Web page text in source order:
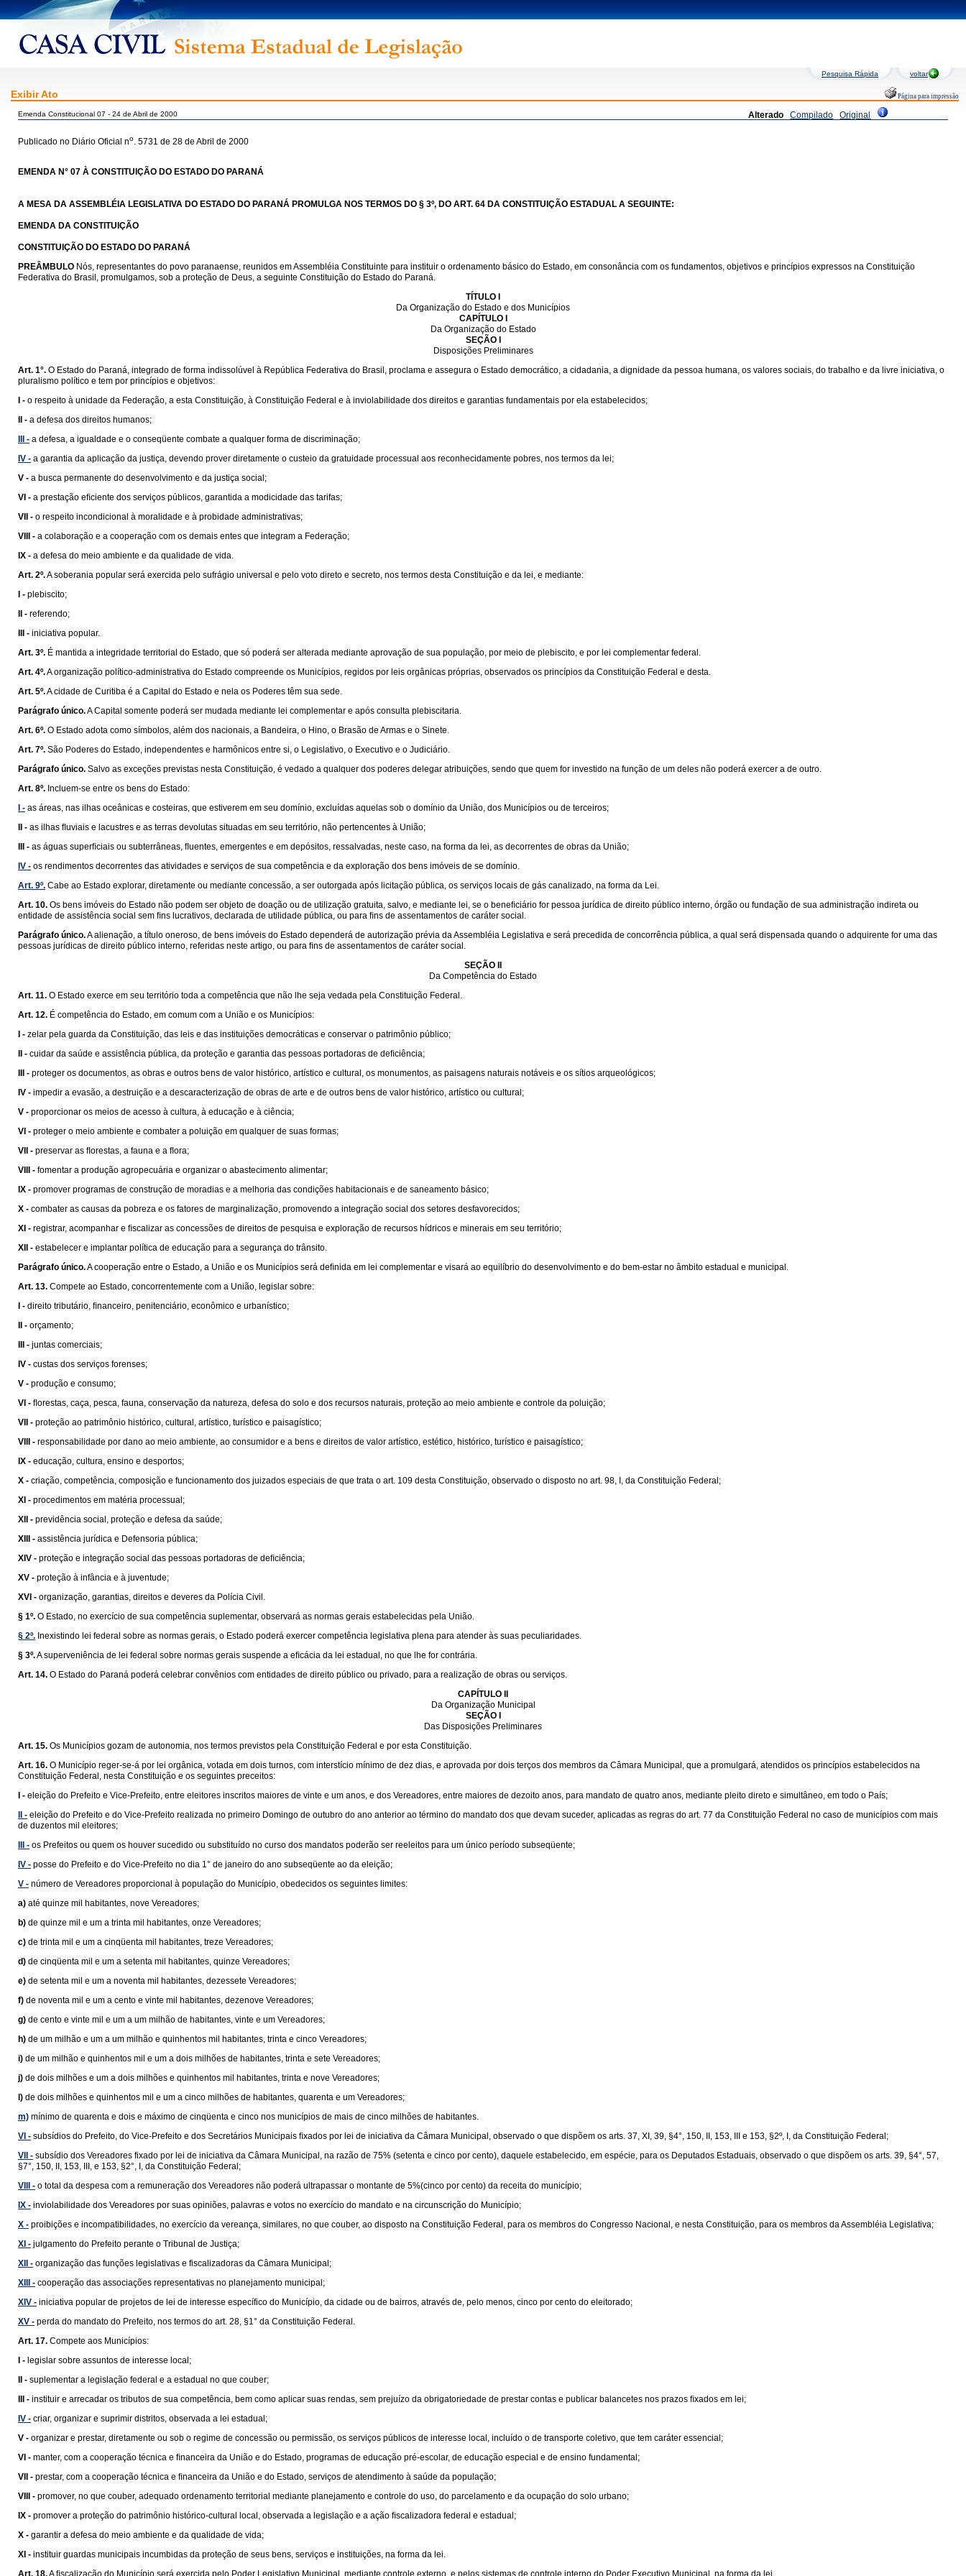
Pesquisa Rápida voltar
Exibir Ato Página para impressão
Alterado Compilado Original
Emenda Constitucional 07 - 24 de Abril de 2000
Publicado no Diário Oficial no. 5731 de 28 de Abril de 2000
EMENDA N° 07 À CONSTITUIÇÃO DO ESTADO DO PARANÁ
A MESA DA ASSEMBLÉIA LEGISLATIVA DO ESTADO DO PARANÁ PROMULGA NOS TERMOS DO § 3º, DO ART. 64 DA CONSTITUIÇÃO ESTADUAL A SEGUINTE:
EMENDA DA CONSTITUIÇÃO
CONSTITUIÇÃO DO ESTADO DO PARANÁ
PREÂMBULO Nós, representantes do povo paranaense, reunidos em Assembléia Constituinte para instituir o ordenamento básico do Estado, em consonância com os fundamentos, objetivos e princípios expressos na Constituição
Federativa do Brasil, promulgamos, sob a proteção de Deus, a seguinte Constituição do Estado do Paraná.
TÍTULO I
Da Organização do Estado e dos Municípios
CAPÍTULO I
Da Organização do Estado
SEÇÃO I
Disposições Preliminares
Art. 1°. O Estado do Paraná, integrado de forma indissolúvel à República Federativa do Brasil, proclama e assegura o Estado democrático, a cidadania, a dignidade da pessoa humana, os valores sociais, do trabalho e da livre iniciativa, o
pluralismo político e tem por princípios e objetivos:
I - o respeito à unidade da Federação, a esta Constituição, à Constituição Federal e à inviolabilidade dos direitos e garantias fundamentais por ela estabelecidos;
II - a defesa dos direitos humanos;
III - a defesa, a igualdade e o conseqüente combate a qualquer forma de discriminação;
IV - a garantia da aplicação da justiça, devendo prover diretamente o custeio da gratuidade processual aos reconhecidamente pobres, nos termos da lei;
V - a busca permanente do desenvolvimento e da justiça social;
VI - a prestação eﬁciente dos serviços públicos, garantida a modicidade das tarifas;
VII - o respeito incondicional à moralidade e à probidade administrativas;
VIII - a colaboração e a cooperação com os demais entes que integram a Federação;
IX - a defesa do meio ambiente e da qualidade de vida.
Art. 2º.A soberania popular será exercida pelo sufrágio universal e pelo voto direto e secreto, nos termos desta Constituição e da lei, e mediante:
I - plebiscito;
II - referendo;
III - iniciativa popular.
Art. 3º. É mantida a integridade territorial do Estado, que só poderá ser alterada mediante aprovação de sua população, por meio de plebiscito, e por lei complementar federal.
Art. 4º.A organização político-administrativa do Estado compreende os Municípios, regidos por leis orgânicas próprias, observados os princípios da Constituição Federal e desta.
Art. 5º.A cidade de Curitiba é a Capital do Estado e nela os Poderes têm sua sede.
Parágrafo único.A Capital somente poderá ser mudada mediante lei complementar e após consulta plebiscitaria.
Art. 6º. O Estado adota como símbolos, além dos nacionais, a Bandeira, o Hino, o Brasão de Armas e o Sinete.
Art. 7º. São Poderes do Estado, independentes e harmônicos entre si, o Legislativo, o Executivo e o Judiciário.
Parágrafo único. Salvo as exceções previstas nesta Constituição, é vedado a qualquer dos poderes delegar atribuições, sendo que quem for investido na função de um deles não poderá exercer a de outro.
Art. 8º. Incluem-se entre os bens do Estado:
I - as áreas, nas ilhas oceânicas e costeiras, que estiverem em seu domínio, excluídas aquelas sob o domínio da União, dos Municípios ou de terceiros;
II - as ilhas ﬂuviais e lacustres e as terras devolutas situadas em seu território, não pertencentes à União;
III - as águas superﬁciais ou subterrâneas, ﬂuentes, emergentes e em depósitos, ressalvadas, neste caso, na forma da lei, as decorrentes de obras da União;
IV - os rendimentos decorrentes das atividades e serviços de sua competência e da exploração dos bens imóveis de se domínio.
Art. 9º. Cabe ao Estado explorar, diretamente ou mediante concessão, a ser outorgada após licitação pública, os serviços locais de gás canalizado, na forma da Lei.
Art. 10. Os bens imóveis do Estado não podem ser objeto de doação ou de utilização gratuita, salvo, e mediante lei, se o beneﬁciário for pessoa jurídica de direito público interno, órgão ou fundação de sua administração indireta ou
entidade de assistência social sem ﬁns lucrativos, declarada de utilidade pública, ou para ﬁns de assentamentos de caráter social.
Parágrafo único.A alienação, a título oneroso, de bens imóveis do Estado dependerá de autorização prévia da Assembléia Legislativa e será precedida de concorrência pública, a qual será dispensada quando o adquirente for uma das
pessoas jurídicas de direito público interno, referidas neste artigo, ou para ﬁns de assentamentos de caráter social.
SEÇÃO II
Da Competência do Estado
Art. 11. O Estado exerce em seu território toda a competência que não lhe seja vedada pela Constituição Federal.
Art. 12. É competência do Estado, em comum com a União e os Municípios:
I - zelar pela guarda da Constituição, das leis e das instituições democráticas e conservar o patrimônio público;
II - cuidar da saúde e assistência pública, da proteção e garantia das pessoas portadoras de deﬁciência;
III - proteger os documentos, as obras e outros bens de valor histórico, artístico e cultural, os monumentos, as paisagens naturais notáveis e os sítios arqueológicos;
IV - impedir a evasão, a destruição e a descaracterização de obras de arte e de outros bens de valor histórico, artístico ou cultural;
V - proporcionar os meios de acesso à cultura, à educação e à ciência;
VI - proteger o meio ambiente e combater a poluição em qualquer de suas formas;
VII - preservar as ﬂorestas, a fauna e a ﬂora;
VIII - fomentar a produção agropecuária e organizar o abastecimento alimentar;
IX - promover programas de construção de moradias e a melhoria das condições habitacionais e de saneamento básico;
X - combater as causas da pobreza e os fatores de marginalização, promovendo a integração social dos setores desfavorecidos;
XI - registrar, acompanhar e ﬁscalizar as concessões de direitos de pesquisa e exploração de recursos hídricos e minerais em seu território;
XII - estabelecer e implantar política de educação para a segurança do trânsito.
Parágrafo único.A cooperação entre o Estado, a União e os Municípios será deﬁnida em lei complementar e visará ao equilíbrio do desenvolvimento e do bem-estar no âmbito estadual e municipal.
Art. 13. Compete ao Estado, concorrentemente com a União, legislar sobre:
I - direito tributário, ﬁnanceiro, penitenciário, econômico e urbanístico;
II - orçamento;
III - juntas comerciais;
IV - custas dos serviços forenses;
V - produção e consumo;
VI - ﬂorestas, caça, pesca, fauna, conservação da natureza, defesa do solo e dos recursos naturais, proteção ao meio ambiente e controle da poluição;
VII - proteção ao patrimônio histórico, cultural, artístico, turístico e paisagístico;
VIII - responsabilidade por dano ao meio ambiente, ao consumidor e a bens e direitos de valor artístico, estético, histórico, turístico e paisagístico;
IX - educação, cultura, ensino e desportos;
X - criação, competência, composição e funcionamento dos juizados especiais de que trata o art. 109 desta Constituição, observado o disposto no art. 98, I, da Constituição Federal;
XI - procedimentos em matéria processual;
XII - previdência social, proteção e defesa da saúde;
XIII - assistência jurídica e Defensoria pública;
XIV - proteção e integração social das pessoas portadoras de deﬁciência;
XV - proteção à infância e à juventude;
XVI - organização, garantias, direitos e deveres da Polícia Civil.
§ 1º. O Estado, no exercício de sua competência suplementar, observará as normas gerais estabelecidas pela União.
§ 2º. Inexistindo lei federal sobre as normas gerais, o Estado poderá exercer competência legislativa plena para atender às suas peculiaridades.
§ 3º.A superveniência de lei federal sobre normas gerais suspende a eﬁcácia da lei estadual, no que lhe for contrária.
Art. 14. O Estado do Paraná poderá celebrar convênios com entidades de direito público ou privado, para a realização de obras ou serviços.
CAPÍTULO II
Da Organização Municipal
SEÇÃO I
Das Disposições Preliminares
Art. 15. Os Municípios gozam de autonomia, nos termos previstos pela Constituição Federal e por esta Constituição.
Art. 16. O Município reger-se-á por lei orgânica, votada em dois turnos, com interstício mínimo de dez dias, e aprovada por dois terços dos membros da Câmara Municipal, que a promulgará, atendidos os princípios estabelecidos na
Constituição Federal, nesta Constituição e os seguintes preceitos:
I - eleição do Prefeito e Vice-Prefeito, entre eleitores inscritos maiores de vinte e um anos, e dos Vereadores, entre maiores de dezoito anos, para mandato de quatro anos, mediante pleito direto e simultâneo, em todo o País;
II - eleição do Prefeito e do Vice-Prefeito realizada no primeiro Domingo de outubro do ano anterior ao término do mandato dos que devam suceder, aplicadas as regras do art. 77 da Constituição Federal no caso de municípios com mais
de duzentos mil eleitores;
III - os Prefeitos ou quem os houver sucedido ou substituído no curso dos mandatos poderão ser reeleitos para um único período subseqüente;
IV - posse do Prefeito e do Vice-Prefeito no dia 1° de janeiro do ano subseqüente ao da eleição;
V - número de Vereadores proporcional à população do Município, obedecidos os seguintes limites:
a) até quinze mil habitantes, nove Vereadores;
b) de quinze mil e um a trinta mil habitantes, onze Vereadores;
c) de trinta mil e um a cinqüenta mil habitantes, treze Vereadores;
d) de cinqüenta mil e um a setenta mil habitantes, quinze Vereadores;
e) de setenta mil e um a noventa mil habitantes, dezessete Vereadores;
f) de noventa mil e um a cento e vinte mil habitantes, dezenove Vereadores;
g) de cento e vinte mil e um a um milhão de habitantes, vinte e um Vereadores;
h) de um milhão e um a um milhão e quinhentos mil habitantes, trinta e cinco Vereadores;
i) de um milhão e quinhentos mil e um a dois milhões de habitantes, trinta e sete Vereadores;
j) de dois milhões e um a dois milhões e quinhentos mil habitantes, trinta e nove Vereadores;
l) de dois milhões e quinhentos mil e um a cinco milhões de habitantes, quarenta e um Vereadores;
m) mínimo de quarenta e dois e máximo de cinqüenta e cinco nos municípios de mais de cinco milhões de habitantes.
VI - subsídios do Prefeito, do Vice-Prefeito e dos Secretários Municipais ﬁxados por lei de iniciativa da Câmara Municipal, observado o que dispõem os arts. 37, XI, 39, §4°, 150, II, 153, III e 153, §2º, I, da Constituição Federal;
VII - subsídio dos Vereadores fixado por lei de iniciativa da Câmara Municipal, na razão de 75% (setenta e cinco por cento), daquele estabelecido, em espécie, para os Deputados Estaduais, observado o que dispõem os arts. 39, §4°, 57,
§7°, 150, II, 153, III, e 153, §2°, I, da Constituição Federal;
VIII - o total da despesa com a remuneração dos Vereadores não poderá ultrapassar o montante de 5%(cinco por cento) da receita do município;
IX - inviolabilidade dos Vereadores por suas opiniões, palavras e votos no exercício do mandato e na circunscrição do Município;
X - proibições e incompatibilidades, no exercício da vereança, similares, no que couber, ao disposto na Constituição Federal, para os membros do Congresso Nacional, e nesta Constituição, para os membros da Assembléia Legislativa;
XI - julgamento do Prefeito perante o Tribunal de Justiça;
XII - organização das funções legislativas e fiscalizadoras da Câmara Municipal;
XIII - cooperação das associações representativas no planejamento municipal;
XIV - iniciativa popular de projetos de lei de interesse específico do Município, da cidade ou de bairros, através de, pelo menos, cinco por cento do eleitorado;
XV - perda do mandato do Prefeito, nos termos do art. 28, §1° da Constituição Federal.
Art. 17. Compete aos Municípios:
I - legislar sobre assuntos de interesse local;
II - suplementar a legislação federal e a estadual no que couber;
III - instituir e arrecadar os tributos de sua competência, bem como aplicar suas rendas, sem prejuízo da obrigatoriedade de prestar contas e publicar balancetes nos prazos ﬁxados em lei;
IV - criar, organizar e suprimir distritos, observada a lei estadual;
V - organizar e prestar, diretamente ou sob o regime de concessão ou permissão, os serviços públicos de interesse local, incluído o de transporte coletivo, que tem caráter essencial;
VI - manter, com a cooperação técnica e ﬁnanceira da União e do Estado, programas de educação pré-escolar, de educação especial e de ensino fundamental;
VII - prestar, com a cooperação técnica e ﬁnanceira da União e do Estado, serviços de atendimento à saúde da população;
VIII - promover, no que couber, adequado ordenamento territorial mediante planejamento e controle do uso, do parcelamento e da ocupação do solo urbano;
IX - promover a proteção do patrimônio histórico-cultural local, observada a legislação e a ação ﬁscalizadora federal e estadual;
X - garantir a defesa do meio ambiente e da qualidade de vida;
XI - instituir guardas municipais incumbidas da proteção de seus bens, serviços e instituições, na forma da lei.
Art. 18.A ﬁscalização do Município será exercida pelo Poder Legislativo Municipal, mediante controle externo, e pelos sistemas de controle interno do Poder Executivo Municipal, na forma da lei.